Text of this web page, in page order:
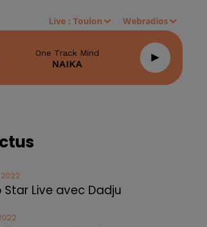
Live :Toulon Webradios
One Track Mind
NAIKA
Star Live avec Dadju